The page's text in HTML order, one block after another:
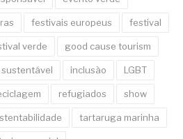
festivais europeus festival
verde good cause tourism
inclusão LGBT
refugiados show
tartaruga marinha